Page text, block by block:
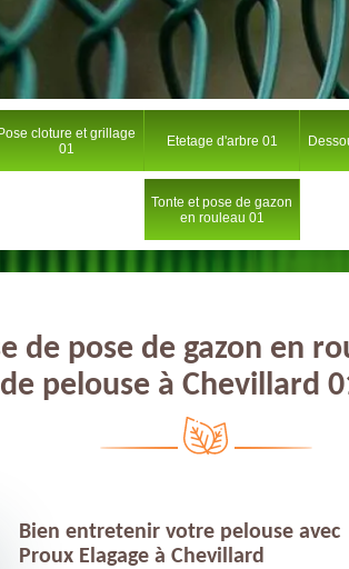
cloture et grillage
01
Etetage d'arbre 01
Tonte et pose de gazon
en rouleau 01
de pose de gazon en
de pelouse à Chevillard
Bien entretenir votre pelouse avec
Proux Elagage à Chevillard